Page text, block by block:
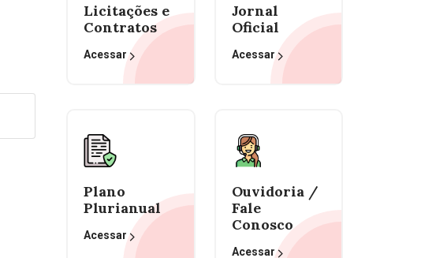
Licitações e
Contratos
Acessar
Jornal
Oficial
Acessar
Plano
Plurianual
Acessar
Ouvidoria /
Fale
Conosco
Acessar